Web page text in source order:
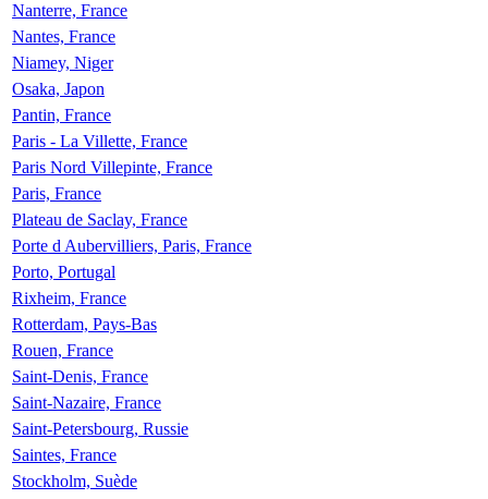
Nanterre, France
Nantes, France
Niamey, Niger
Osaka, Japon
Pantin, France
Paris - La Villette, France
Paris Nord Villepinte, France
Paris, France
Plateau de Saclay, France
Porte d Aubervilliers, Paris, France
Porto, Portugal
Rixheim, France
Rotterdam, Pays-Bas
Rouen, France
Saint-Denis, France
Saint-Nazaire, France
Saint-Petersbourg, Russie
Saintes, France
Stockholm, Suède